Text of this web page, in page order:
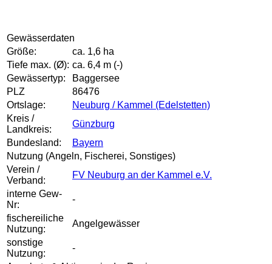
Gewässerdaten
Größe:
ca. 1,6 ha
Tiefe max. (Ø): ca. 6,4 m (-)
Gewässertyp:
Baggersee
PLZ
86476
Ortslage:
Neuburg / Kammel (Edelstetten)
Kreis /
Landkreis:
Günzburg
Bundesland:
Bayern
Nutzung (Angeln, Fischerei, Sonstiges)
Verein /
Verband:
FV Neuburg an der Kammel e.V.
interne Gew-
Nr:
-
fischereiliche
Nutzung:
Angelgewässer
sonstige
Nutzung:
-